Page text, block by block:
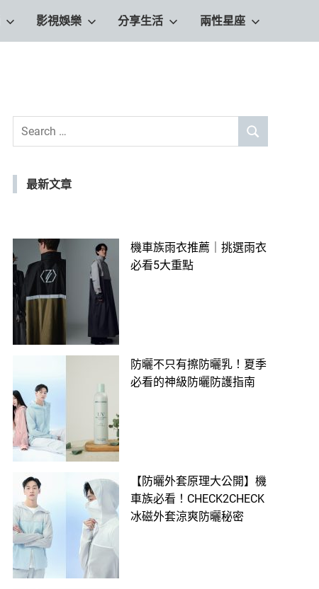
影視娛樂 分享生活 兩性星座
Search
SEARCH
最新文章
機車族雨衣推薦｜挑選雨衣
必看5大重點
防曬不只有擦防曬乳！夏季
必看的神級防曬防護指南
【防曬外套原理大公開】機
車族必看！CHECK2CHECK
冰磁外套涼爽防曬秘密